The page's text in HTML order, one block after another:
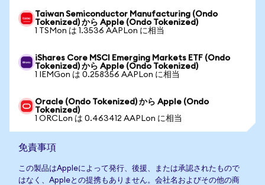
Taiwan Semiconductor Manufacturing (Ondo
Tokenized) から Apple (Ondo Tokenized)
1 TSMon は 1.3536 AAPLon に相当
iShares Core MSCI Emerging Markets ETF (Ondo
Tokenized) から Apple (Ondo Tokenized)
1 IEMGon は 0.258356 AAPLon に相当
Oracle (Ondo Tokenized) から Apple (Ondo
Tokenized)
1 ORCLon は 0.463412 AAPLon に相当
免責事項
この製品はAppleによって発行、後援、または承認されたもので
はなく、Appleとの提携もありません。会社名およびその他の商